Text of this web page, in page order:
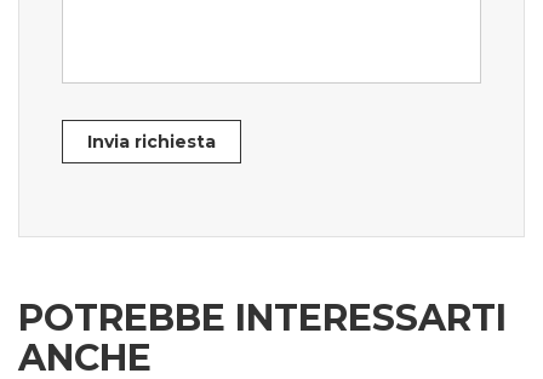
Invia richiesta
POTREBBE INTERESSARTI
ANCHE